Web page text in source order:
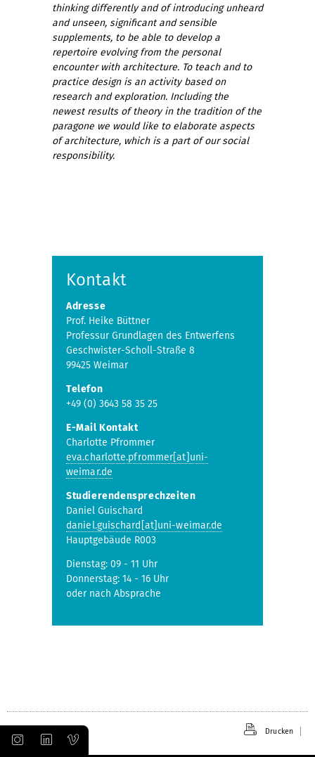
thinking differently and of introducing unheard
and unseen, significant and sensible
supplements, to be able to develop a
repertoire evolving from the personal
encounter with architecture. To teach and to
practice design is an activity based on
research and exploration. Including the
newest results of theory in the tradition of the
paragone we would like to elaborate aspects
of architecture, which is a part of our social
responsibility.
Kontakt
Adresse
Prof. Heike Büttner
Professur Grundlagen des Entwerfens
Geschwister-Scholl-Straße 8
99425 Weimar
Telefon
+49 (0) 3643 58 35 25
E-Mail Kontakt
Charlotte Pfrommer
eva.charlotte.pfrommer[at]uni-
weimar.de
Studierendensprechzeiten
Daniel Guischard
daniel.guischard[at]uni-weimar.de
Hauptgebäude R003
Dienstag: 09 - 11 Uhr
Donnerstag: 14 - 16 Uhr
oder nach Absprache
Drucken